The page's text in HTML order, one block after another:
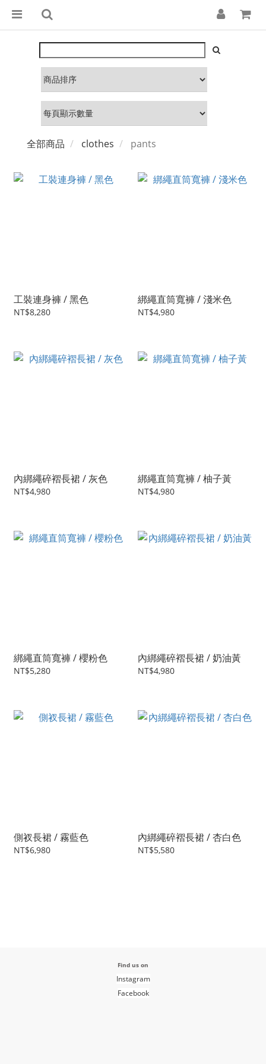
全部商品 clothes pants
工裝連身褲 / 黑色
NT$8,280
綁繩直筒寬褲 / 淺米色
NT$4,980
內綁繩碎褶長裙 / 灰色
NT$4,980
綁繩直筒寬褲 / 柚子黃
NT$4,980
綁繩直筒寬褲 / 櫻粉色
NT$5,280
內綁繩碎褶長裙 / 奶油黃
NT$4,980
側衩長裙 / 霧藍色
NT$6,980
內綁繩碎褶長裙 / 杏白色
NT$5,580
Find us on
Instagram
Facebook